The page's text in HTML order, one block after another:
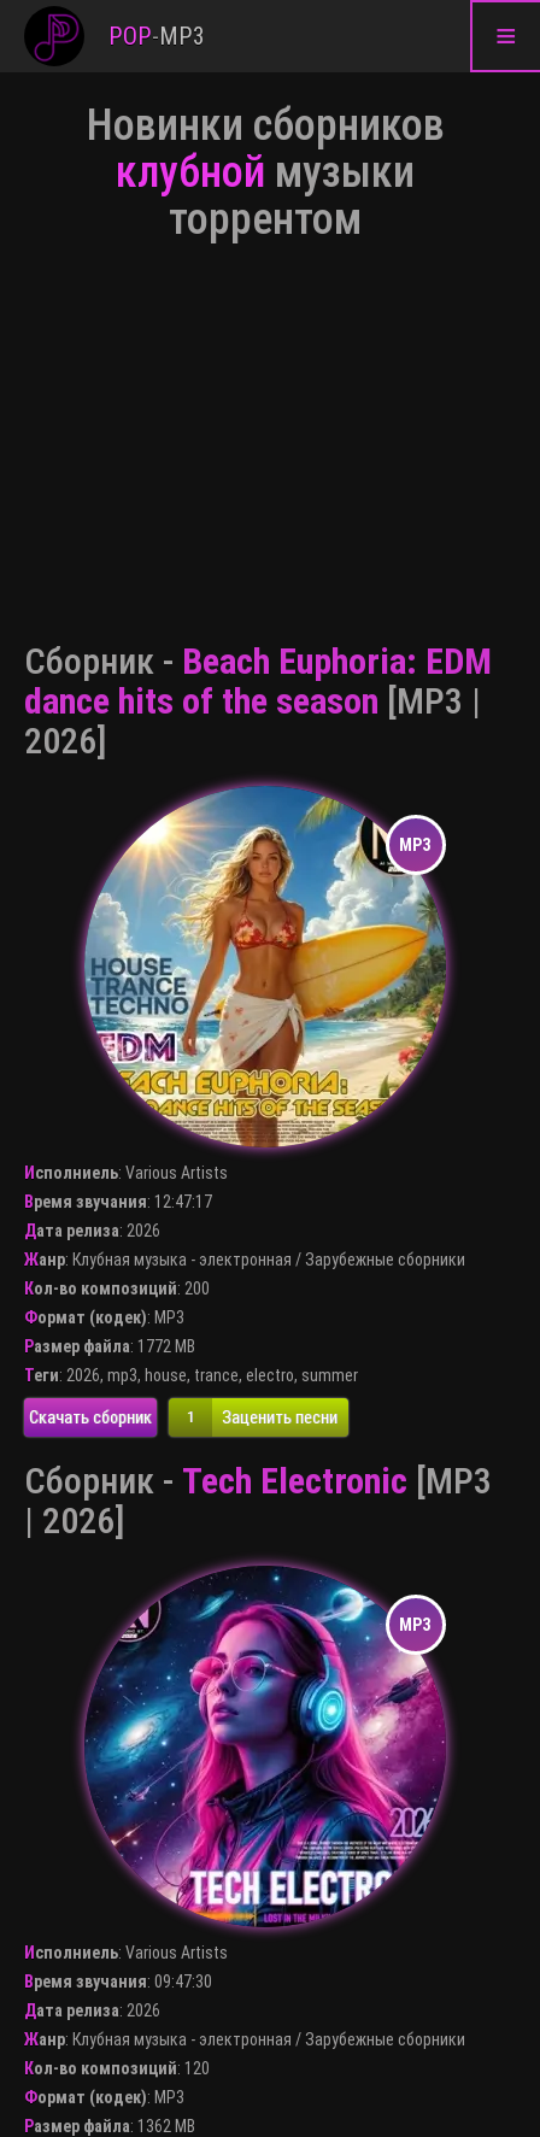
≡
POP-MP3
Новинки сборников
клубной музыки
торрентом
Сборник - Beach Euphoria: EDM
dance hits of the season [MP3 |
2026]
Исполниель: Various Artists
Время звучания: 12:47:17
Дата релиза: 2026
Жанр: Клубная музыка - электронная / Зарубежные сборники
Кол-во композиций: 200
Формат (кодек): MP3
Размер файла: 1772 MB
Теги: 2026, mp3, house, trance, electro, summer
Скачать сборник 1 Заценить песни
Сборник - Tech Electronic [MP3
| 2026]
Исполниель: Various Artists
Время звучания: 09:47:30
Дата релиза: 2026
Жанр: Клубная музыка - электронная / Зарубежные сборники
Кол-во композиций: 120
Формат (кодек): MP3
Размер файла: 1362 MB